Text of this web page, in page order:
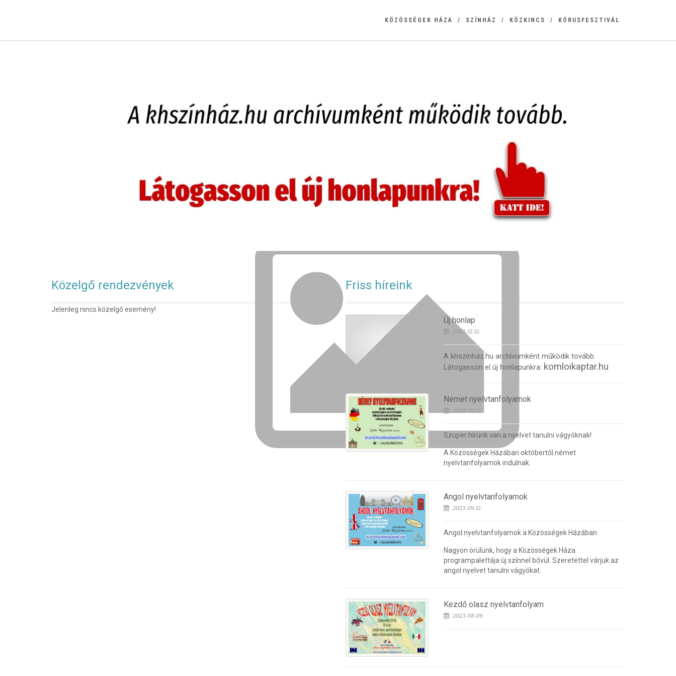
KÖZÖSSÉGEK HÁZA SZÍNHÁZ KÖZKINCS KÓRUSFESZTIVÁL
Közelgő rendezvények
Jelenleg nincs közelgő esemény!
Friss híreink
Új honlap
2023.12.12.
A khszínház.hu archívumként működik tovább.
Látogasson el új honlapunkra: komloikaptar.hu
Német nyelvtanfolyamok
2023.09.12.
Szuper hírünk van a nyelvet tanulni vágyóknak!
A Közösségek Házában októbertől német
nyelvtanfolyamok indulnak.
Angol nyelvtanfolyamok
2023.09.12.
Angol nyelvtanfolyamok a Közösségek Házában
Nagyon örülünk, hogy a Közösségek Háza
programpalettája új színnel bővül. Szeretettel várjuk az
angol nyelvet tanulni vágyókat.
Kezdő olasz nyelvtanfolyam
2023.08.09.